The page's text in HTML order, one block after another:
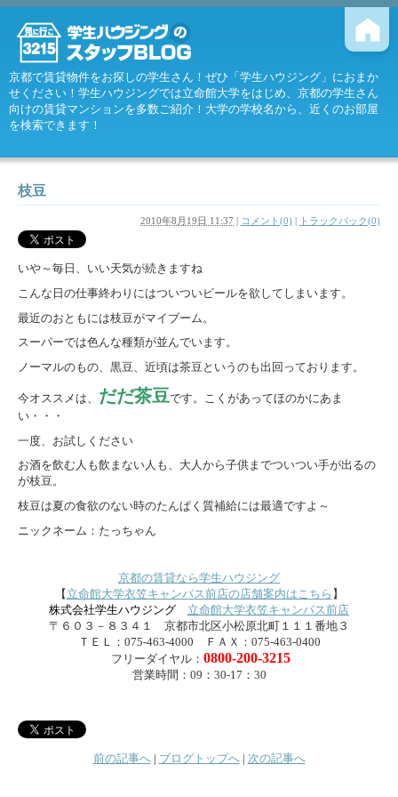
京都で賃貸物件をお探しの学生さん！ぜひ「学生ハウジング」におまか
せください！学生ハウジングでは立命館大学をはじめ、京都の学生さん
向けの賃貸マンションを多数ご紹介！大学の学校名から、近くのお部屋
を検索できます！
枝豆
2010年8月19日 11:37 | コメント(0) | トラックバック(0)
いや～毎日、いい天気が続きますね
こんな日の仕事終わりにはついついビールを欲してしまいます。
最近のおともには枝豆がマイブーム。
スーパーでは色んな種類が並んでいます。
ノーマルのもの、黒豆、近頃は茶豆というのも出回っております。
今オススメは、 だだ茶豆です。こくがあってほのかにあま
い・・・
一度、お試しください
お酒を飲む人も飲まない人も、大人から子供までついつい手が出るの
が枝豆。
枝豆は夏の食欲のない時のたんぱく質補給には最適ですよ～
ニックネーム：たっちゃん
京都の賃貸なら学生ハウジング
【 立命館大学衣笠キャンパス前店の店舗案内はこちら 】
株式会社学生ハウジング 立命館大学衣笠キャンパス前店
〒６０３－８３４１ 京都市北区小松原北町１１１番地３
ＴＥＬ：075-463-4000 ＦＡＸ：075-463-0400
フリーダイヤル： 0800-200-3215
営業時間：09：30-17：30
前の記事へ| ブログトップへ| 次の記事へ